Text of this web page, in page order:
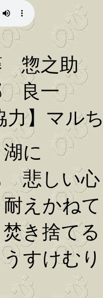
惣之助
良一
力】マル
に
悲しい心
えかねて
き捨てる
すけむり